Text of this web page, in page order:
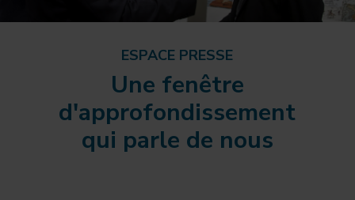
ESPACE PRESSE
Une fenêtre
d'approfondissement
qui parle de nous